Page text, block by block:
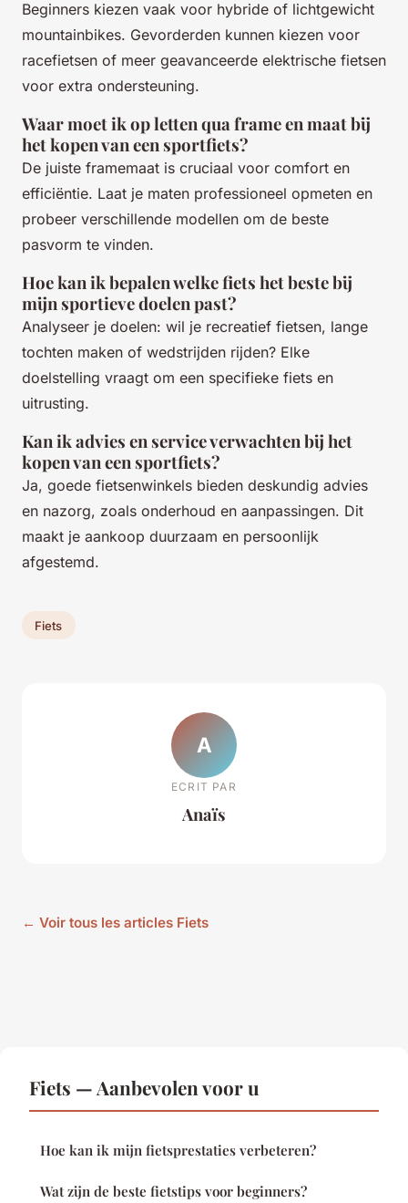
Beginners kiezen vaak voor hybride of lichtgewicht
mountainbikes. Gevorderden kunnen kiezen voor
racefietsen of meer geavanceerde elektrische fietsen
voor extra ondersteuning.
Waar moet ik op letten qua frame en maat bij
het kopen van een sportfiets?
De juiste framemaat is cruciaal voor comfort en
efficiëntie. Laat je maten professioneel opmeten en
probeer verschillende modellen om de beste
pasvorm te vinden.
Hoe kan ik bepalen welke fiets het beste bij
mijn sportieve doelen past?
Analyseer je doelen: wil je recreatief fietsen, lange
tochten maken of wedstrijden rijden? Elke
doelstelling vraagt om een specifieke fiets en
uitrusting.
Kan ik advies en service verwachten bij het
kopen van een sportfiets?
Ja, goede fietsenwinkels bieden deskundig advies
en nazorg, zoals onderhoud en aanpassingen. Dit
maakt je aankoop duurzaam en persoonlijk
afgestemd.
Fiets
A
ECRIT PAR
Anaïs
← Voir tous les articles Fiets
Fiets — Aanbevolen voor u
Hoe kan ik mijn fietsprestaties verbeteren?
Wat zijn de beste fietstips voor beginners?